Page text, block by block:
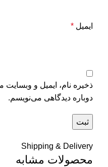
ایمیل *
ذخیره نام، ایمیل و
دوباره دیدگاهی می‌نویسم.
Shipping & Delivery
محصولات مشابه